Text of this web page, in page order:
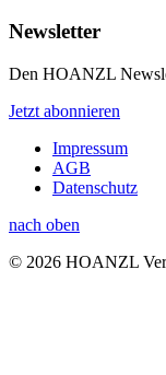
Newsletter
Den HOANZL
Jetzt abonnieren
Impressum
AGB
Datenschutz
nach oben
© 2026 HOANZL